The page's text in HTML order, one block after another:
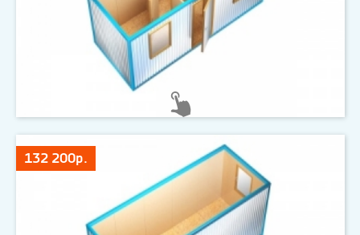
132 200р.